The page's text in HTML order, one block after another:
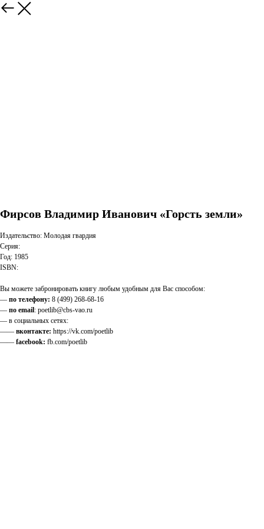
Фирсов Владимир Иванович «Горсть земли»
Издательство: Молодая гвардия
Серия:
Год: 1985
ISBN:
Вы можете забронировать книгу любым удобным для Вас способом:
— по телефону: 8 (499) 268-68-16
— по email: poetlib@cbs-vao.ru
— в социальных сетях:
—— вконтакте: https://vk.com/poetlib
—— facebook: fb.com/poetlib